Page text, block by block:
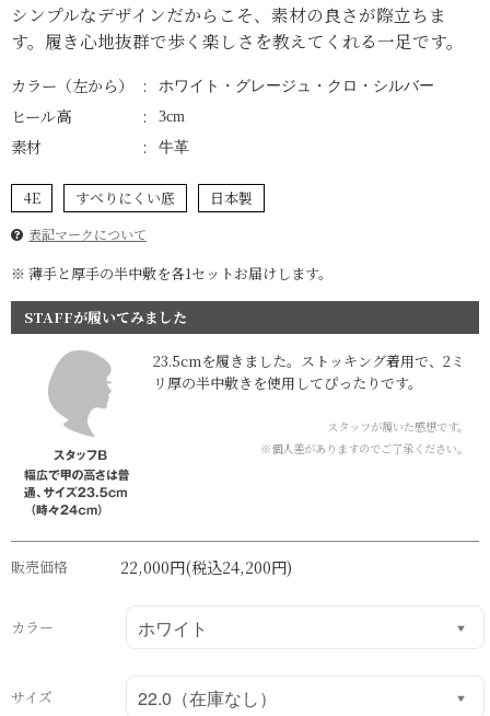
シンプルなデザインだからこそ、素材の良さが際立ちま
す。履き心地抜群で歩く楽しさを教えてくれる一足です。
カラー（左から） ホワイト・グレージュ・クロ・シルバー
ヒール高 3cm
素材 牛革
4E すべりにくい底 日本製
表記マークについて
※ 薄手と厚手の半中敷を各1セットお届けします。
STAFFが履いてみました
23.5cmを履きました。ストッキング着用で、2ミ
リ厚の半中敷きを使用してぴったりです。
スタッフが履いた感想です。
※個人差がありますのでご了承ください。
販売価格 22,000円(税込24,200円)
カラー
サイズ